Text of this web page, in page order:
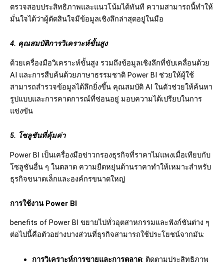
ตรวจสอบประสิทธิภาพและแนวโน้มได้ทันที ความสามารถนี้ทำให้
มั่นใจได้ว่าผู้ตัดสินใจมีข้อมูลเชิงลึกล่าสุดอยู่ในมือ
4. คุณสมบัติการวิเคราะห์ขั้นสูง
ด้วยเครื่องมือวิเคราะห์ขั้นสูง รวมถึงข้อมูลเชิงลึกที่ขับเคลื่อนด้วย
AI และการสืบค้นด้วยภาษาธรรมชาติ Power BI ช่วยให้ผู้ใช้
สามารถสำรวจข้อมูลได้ลึกยิ่งขึ้น คุณสมบัติ AI ในตัวช่วยให้ค้นหา
รูปแบบและการคาดการณ์ที่ซ่อนอยู่ มอบความได้เปรียบในการ
แข่งขัน
5. โซลูชันที่คุ้มค่า
Power BI เป็นเครื่องมือข่าวกรองธุรกิจที่ราคาไม่แพงเมื่อเทียบกับ
โซลูชันอื่น ๆ ในตลาด ความยืดหยุ่นด้านราคาทำให้เหมาะสำหรับ
ธุรกิจขนาดเล็กและองค์กรขนาดใหญ่
การใช้งาน Power BI
benefits of Power BI ขยายไปทั่วอุตสาหกรรมและฟังก์ชันต่าง ๆ
ต่อไปนี้คือตัวอย่างบางส่วนที่ธุรกิจสามารถใช้ประโยชน์จากมัน:
การวิเคราะห์การขายและการตลาด: ติดตามประสิทธิภาพ